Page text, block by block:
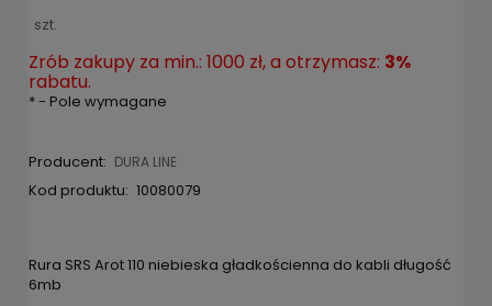
szt.
Zrób zakupy za min.: 1000 zł, a otrzymasz: 3%
rabatu.
*- Pole wymagane
Producent: DURA LINE
Kod produktu: 10080079
Rura SRS Arot 110 niebieska gładkościenna do kabli długość
6mb